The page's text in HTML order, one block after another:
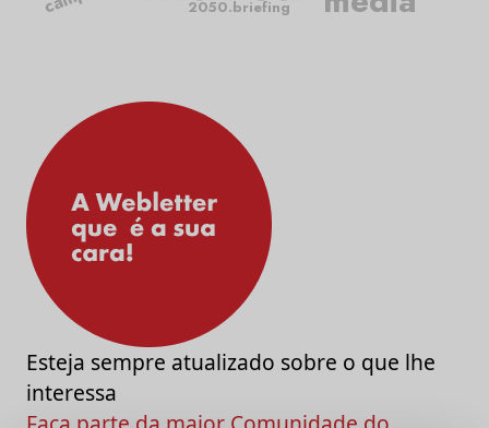
2050.briefing
Esteja sempre atualizado sobre o que lhe
interessa